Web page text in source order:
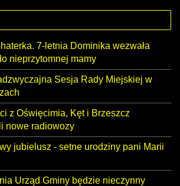
7-letnia Dominika wezwała
nieprzytomnej mamy
Sesja Rady Miejskiej w
z Oświęcimia, Kęt i Brzeszcz
nowe radiowozy
jubielusz - setne urodziny pani Marii
Urząd Gminy będzie nieczynny